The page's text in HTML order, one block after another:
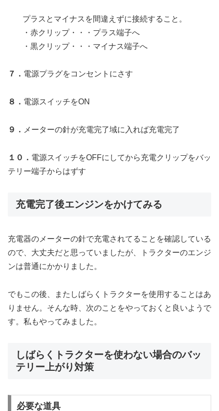
プラスとマイナスを間違えずに接続すること。
・赤クリップ・・・プラス端子へ
・黒クリップ・・・マイナス端子へ
７． 電源プラグをコンセントにさす
８． 電源スイッチをON
９． メーターの針が充電完了域に入れば充電完了
１０． 電源スイッチをOFFにしてから充電クリップをバッ
テリー端子からはずす
充電完了後エンジンをかけてみる
充電器のメーターの針で充電されてることを確認している
ので、大丈夫だと思っていましたが、トラクターのエンジ
ンは普通にかかりました。
でもこの後、またしばらくトラクターを使用することはあ
りません。そんな時、次のことをやっておくと良いようで
す。私もやってみました。
しばらくトラクターを使わない場合のバッ
テリー上がり対策
必要な道具